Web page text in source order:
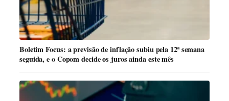
Boletim Focus: a previsão de inflação subiu pela 12ª semana
seguida, e o Copom decide os juros ainda este mês